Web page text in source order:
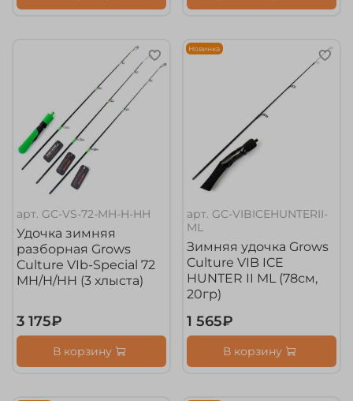
арт. GC-VS-72-MH-H-HH
Удочка зимняя
разборная Grows
Culture VIb-Special 72
MH/H/HH (3 хлыста)
3 175₽
В корзину
Новинка
арт. GC-VIBICEHUNTERII-
ML
Зимняя удочка Grows
Culture VIB ICE
HUNTER II ML (78см,
20гр)
1 565₽
В корзину